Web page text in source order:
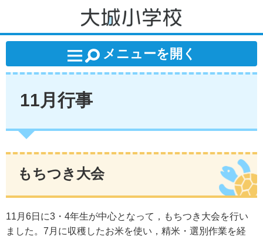
大城小学校
メニューを開く
11月行事
もちつき大会
11月6日に3・4年生が中心となって，もちつき大会を行い
ました。7月に収穫したお米を使い，精米・選別作業を経